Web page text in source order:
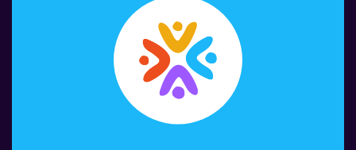
grups de 6 a 12 persones)La competició està a punt de
començar amb Pulse Up: El Suelo es Lava - Mode
Combat! 🔥 Divideix el teu grup de 6 a 12 persones en 2
equips, cadascun competint per aconseguir el major
nombre de punts.✅ Ideal per a plans amb amics |
parelles | adolescents | team buildingImportant: Tots
els menors de 15 anys han d’anar acompanyats d’un
adult, que comptarà com a jugador.
8+ AÑOS